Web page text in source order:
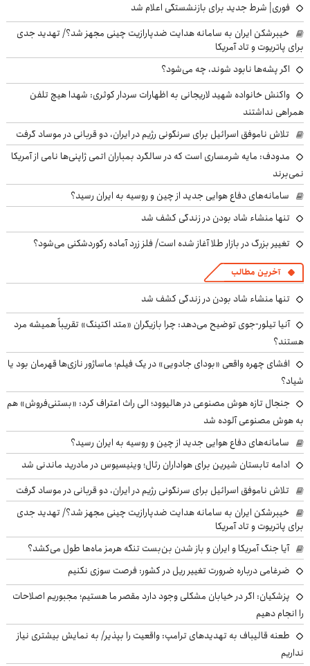
فوری| شرط جدید برای بازنشستگی اعلام شد
خیبرشکن ایران به سامانه هدایت ضدپارازیت چینی مجهز شد؟/ تهدید جدی
برای پاتریوت و تاد آمریکا
اگر پشه‌ها نابود شوند، چه می‌شود؟
واکنش خانواده شهید لاریجانی به اظهارات سردار کوثری: شهدا هیچ تلفن
همراهی نداشتند
تلاش ناموفق اسرائیل برای سرنگونی رژیم در ایران، دو قربانی در موساد گرفت
مدودف: مایه شرمساری است که در سالگرد بمباران اتمی ژاپنی‌ها نامی از آمریکا
نمی‌برند
سامانه‌های دفاع هوایی جدید از چین و روسیه به ایران رسید؟
تنها منشاء شاد بودن در زندگی کشف شد
تغییر بزرگ در بازار طلا آغاز شده است/ فلز زرد آماده رکوردشکنی می‌شود؟
آخرین مطالب
تنها منشاء شاد بودن در زندگی کشف شد
آنیا تیلور-جوی توضیح می‌دهد: چرا بازیگران «متد اکتینگ» تقریباً همیشه مرد
هستند؟
افشای چهره واقعی «بودای جادویی» در یک فیلم؛ ماساژور نازی‌ها قهرمان بود یا
شیاد؟
جنجال تازه هوش مصنوعی در هالیوود؛ الی راث اعتراف کرد: «بستنی‌فروش» هم
به هوش مصنوعی آلوده شد
سامانه‌های دفاع هوایی جدید از چین و روسیه به ایران رسید؟
ادامه تابستان شیرین برای هواداران رئال؛ وینیسیوس در مادرید ماندنی شد
تلاش ناموفق اسرائیل برای سرنگونی رژیم در ایران، دو قربانی در موساد گرفت
خیبرشکن ایران به سامانه هدایت ضدپارازیت چینی مجهز شد؟/ تهدید جدی
برای پاتریوت و تاد آمریکا
آیا جنگ آمریکا و ایران و باز شدن بن‌بست تنگه هرمز ماه‌ها طول می‌کشد؟
ضرغامی درباره ضرورت تغییر ریل در کشور: فرصت سوزی نکنیم
پزشکیان: اگر در خیابان مشکلی وجود دارد مقصر ما هستیم؛ مجبوریم اصلاحات
را انجام دهیم
طعنه قالیباف به تهدیدهای ترامپ: واقعیت را بپذیر/ به نمایش بیشتری نیاز
نداریم